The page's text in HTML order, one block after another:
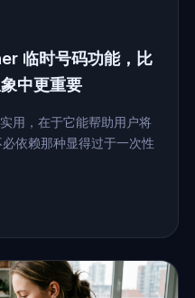
临时号码功能，比
中更重要
用，在于它能帮助用户将
依赖那种显得过于一次性